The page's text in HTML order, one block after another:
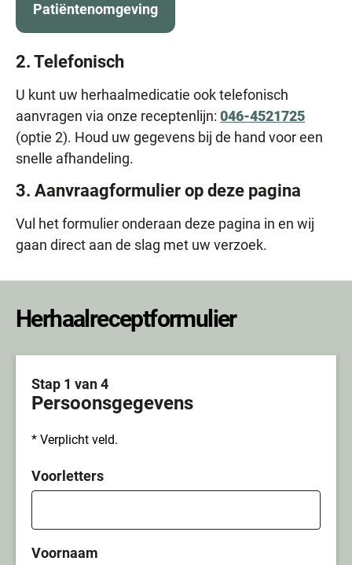
Patiëntenomgeving
2. Telefonisch
U kunt uw herhaalmedicatie ook telefonisch
aanvragen via onze receptenlijn: 046-4521725
(optie 2). Houd uw gegevens bij de hand voor een
snelle afhandeling.
3. Aanvraagformulier op deze pagina
Vul het formulier onderaan deze pagina in en wij
gaan direct aan de slag met uw verzoek.
Herhaalreceptformulier
Stap 1 van 4
Persoonsgegevens
* Verplicht veld.
Voorletters
Voornaam